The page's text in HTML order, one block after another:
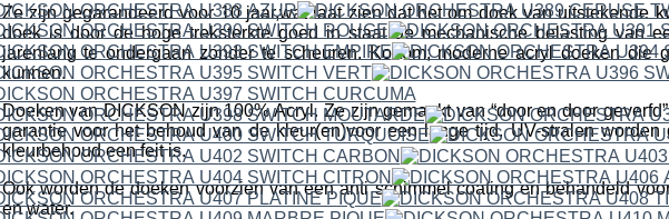
Ze zijn gegarandeerd voor 10 jaar,wat laat zien dat het om doek van uitstekende
doek is door de hoge treksterkte goed in staat de mechanische belasting van
jarenlang te ondergaan zonder te scheuren. Kortom; moderne acryl doeken die
kunnen.
Doeken van DICKSON zijn 100% Acryl. Ze zijn gemaakt van “door en door
garantie voor het behoud van de kleur(en)voor een lange tijd. UV-stralen worden
kleurbehoud een feit is.
Ook worden de doeken voorzien van een anti schimmel coating en behandeld
en water.